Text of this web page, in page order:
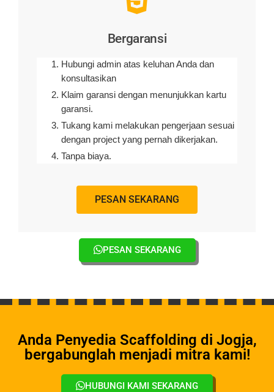
Bergaransi
Hubungi admin atas keluhan Anda dan
konsultasikan
Klaim garansi dengan menunjukkan kartu
garansi.
Tukang kami melakukan pengerjaan sesuai
dengan project yang pernah dikerjakan.
Tanpa biaya.
PESAN SEKARANG
PESAN SEKARANG
Anda Penyedia Scaffolding di Jogja,
bergabunglah menjadi mitra kami!
HUBUNGI KAMI SEKARANG